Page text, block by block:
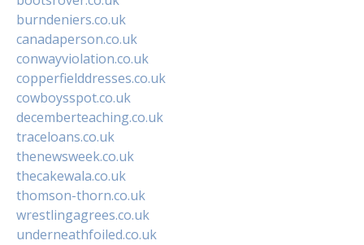
burndeniers.co.uk
canadaperson.co.uk
conwayviolation.co.uk
copperfielddresses.co.uk
cowboysspot.co.uk
decemberteaching.co.uk
traceloans.co.uk
thenewsweek.co.uk
thecakewala.co.uk
thomson-thorn.co.uk
wrestlingagrees.co.uk
underneathfoiled.co.uk